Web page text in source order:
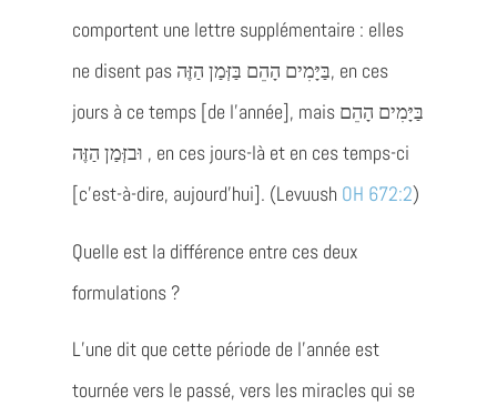
comportent une lettre supplémentaire : elles
ne disent pas בַּיָּמִים הָהֵם בַּזְּמַן הַזֶּה, en ces
jours à ce temps [de l’année], mais בַּיָּמִים הָהֵם
וּבזְּמַן הַזֶּה , en ces jours-là et en ces temps-ci
[c’est-à-dire, aujourd’hui]. (Levuush OH 672:2)
Quelle est la différence entre ces deux
formulations ?
L’une dit que cette période de l’année est
tournée vers le passé, vers les miracles qui se